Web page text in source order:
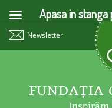
Newsletter
FUNDAŢIA
Apasa in